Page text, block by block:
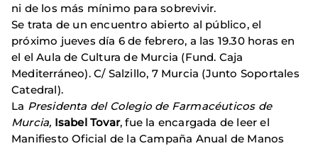
ni de los más mínimo para sobrevivir.
Se trata de un encuentro abierto al público, el
próximo jueves día 6 de febrero, a las 19.30 horas en
el el Aula de Cultura de Murcia (Fund. Caja
Mediterráneo). C/ Salzillo, 7 Murcia (Junto Soportales
Catedral).
La Presidenta del Colegio de Farmacéuticos de
Murcia, Isabel Tovar, fue la encargada de leer el
Manifiesto Oficial de la Campaña Anual de Manos